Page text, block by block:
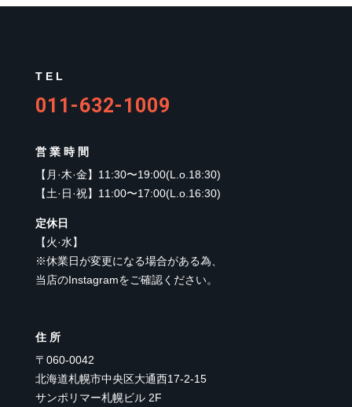
TEL
011-632-1009
営業時間
【 月·木·金】 11:30〜19:00(L.o.18:30)
【土·日·祝】 11:00〜17:00(L.o.16:30)
定休日
【火·水】
※休業日が変更になる場合がある為、
当店のInstagramをご確認ください。
住所
〒060-0042
北海道札幌市中央区大通西17-2-15
サンポリマー札幌ビル 2F